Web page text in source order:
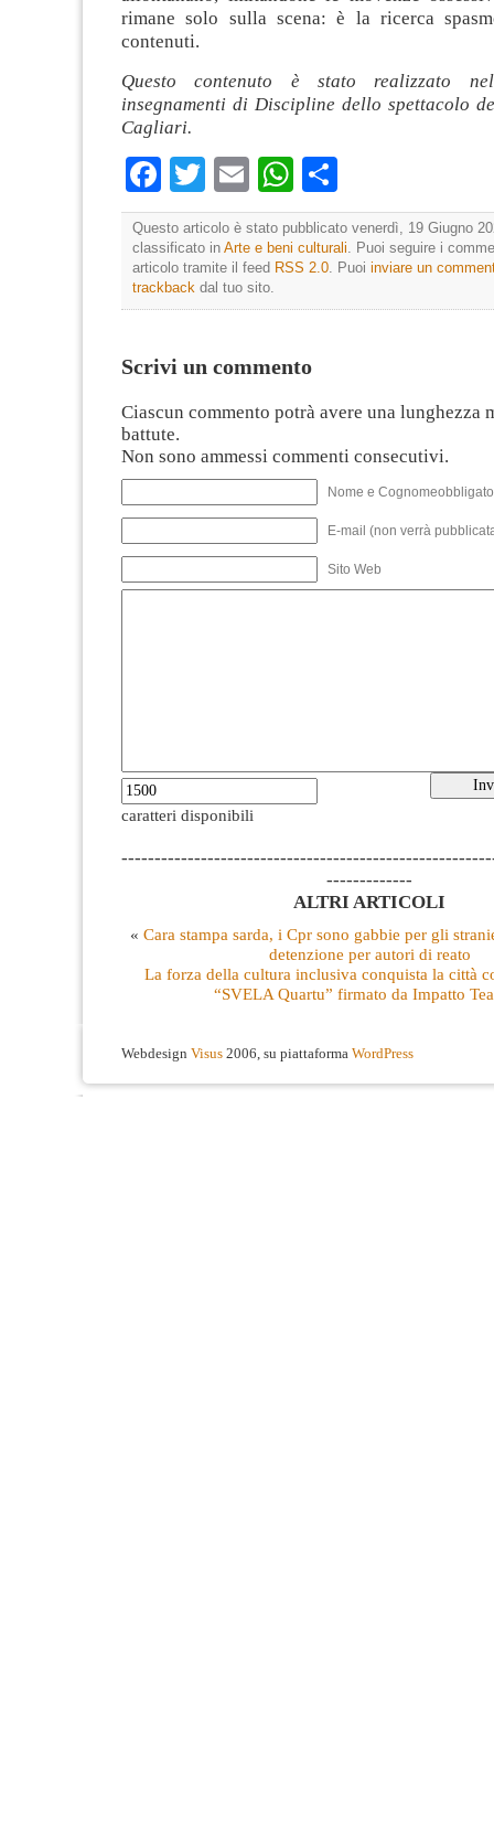
rimane solo sulla scena: è la ricerca
contenuti.
Questo contenuto è stato realizzato
insegnamenti di Discipline dello spettacolo
Cagliari.
Facebook
TwitterEmailWhatsApp
Questo articolo è stato pubblicato venerdì, 19 Giugno
classificato in Arte e beni culturali. Puoi seguire i
articolo tramite il feed RSS 2.0. Puoi inviare un
trackback dal tuo sito.
Scrivi un commento
Ciascun commento potrà avere una lunghezza
battute.
Non sono ammessi commenti consecutivi.
Nome e
E-mail (non verrà
Sito Web
caratteri disponibili
-------------
ALTRI ARTICOLI
« Cara stampa sarda, i Cpr sono gabbie per gli
detenzione per autori di reato
La forza della cultura inclusiva conquista la città
“SVELA Quartu” firmato da Impatto
Webdesign Visus 2006, su piattaforma WordPress